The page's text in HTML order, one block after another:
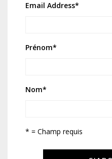
Email Address*
Prénom*
Nom*
* = Champ requis